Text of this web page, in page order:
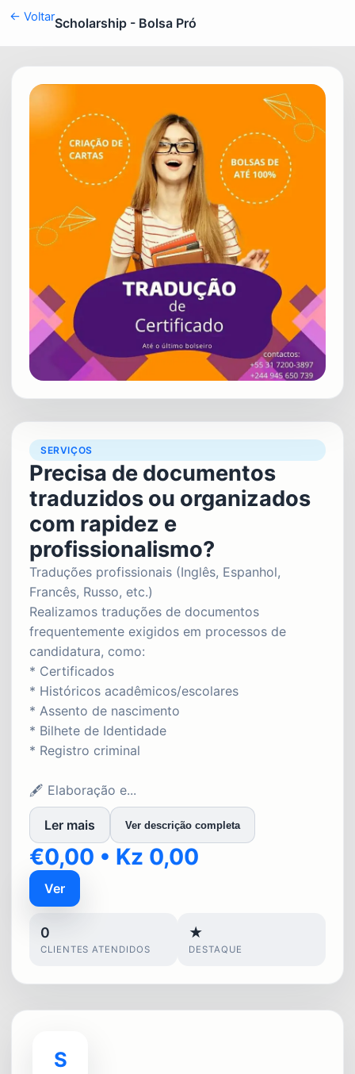
← VoltarScholarship - Bolsa Pró
SERVIÇOS
Precisa de documentos
traduzidos ou organizados
com rapidez e
profissionalismo?
Traduções profissionais (Inglês, Espanhol,
Francês, Russo, etc.)
Realizamos traduções de documentos
frequentemente exigidos em processos de
candidatura, como:
* Certificados
* Históricos acadêmicos/escolares
* Assento de nascimento
* Bilhete de Identidade
* Registro criminal
🖋️ Elaboração e...
Ler mais Ver descrição completa
€0,00 • Kz 0,00
Ver
0
CLIENTES ATENDIDOS
★
DESTAQUE
S